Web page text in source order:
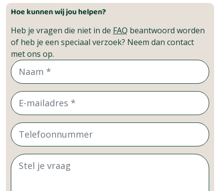
Hoe kunnen wij jou helpen?
Heb je vragen die niet in de FAQ beantwoord worden
of heb je een speciaal verzoek? Neem dan contact
met ons op.